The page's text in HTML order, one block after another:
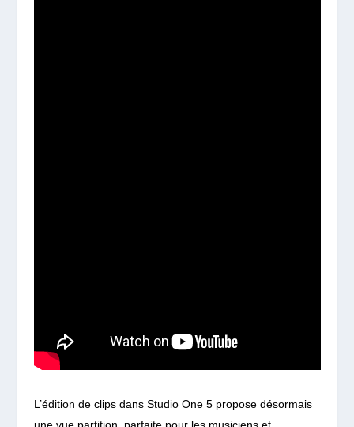
L’édition de clips dans Studio One 5 propose désormais